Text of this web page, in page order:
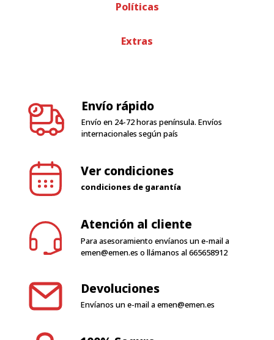
Políticas
Extras
Envío rápido
Envío en 24-72 horas península. Envíos
internacionales según país
Ver condiciones
condiciones de garantía
Atención al cliente
Para asesoramiento envíanos un e-mail a
emen@emen.es o llámanos al665658912
Devoluciones
Envíanos un e-mail aemen@emen.es